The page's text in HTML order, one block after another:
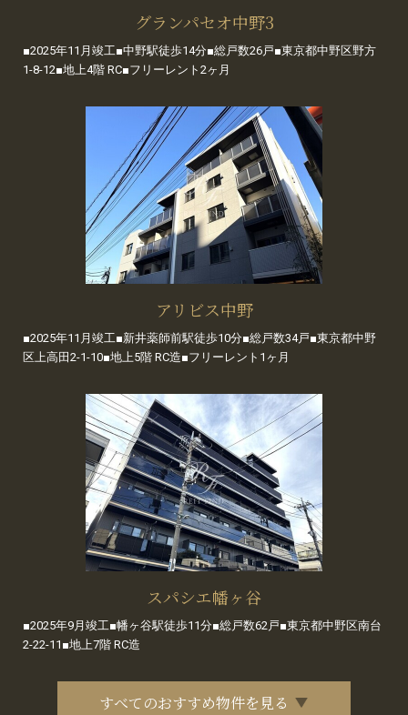
グランパセオ中野3
■2025年11月竣工■中野駅徒歩14分■総戸数26戸■東京都中野区野方
1-8-12■地上4階 RC■フリーレント2ヶ月
アリビス中野
■2025年11月竣工■新井薬師前駅徒歩10分■総戸数34戸■東京都中野
区上高田2-1-10■地上5階 RC造■フリーレント1ヶ月
スパシエ幡ヶ谷
■2025年9月竣工■幡ヶ谷駅徒歩11分■総戸数62戸■東京都中野区南台
2-22-11■地上7階 RC造
すべてのおすすめ物件を見る